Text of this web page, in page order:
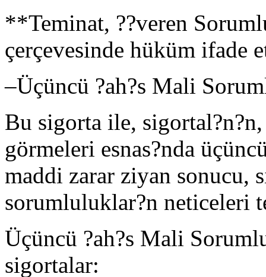
**Teminat, ??veren
çerçevesinde hüküm ifade
–Üçüncü ?ah?s Mali
Bu sigorta ile,
görmeleri esnas?nda
maddi zarar ziyan sonucu,
sorumluluklar?n neticeleri
Üçüncü ?ah?s Mali
sigortalar: